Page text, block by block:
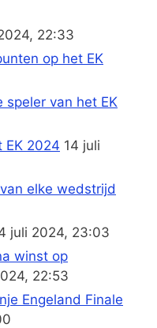
22:33
op het EK
speler van het EK
EK 2024 14 juli
elke wedstrijd
juli 2024, 23:03
winst op
22:53
Engeland Finale